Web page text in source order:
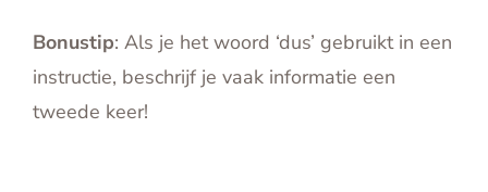
Bonustip: Als je het woord ‘dus’ gebruikt in een
instructie, beschrijf je vaak informatie een
tweede keer!